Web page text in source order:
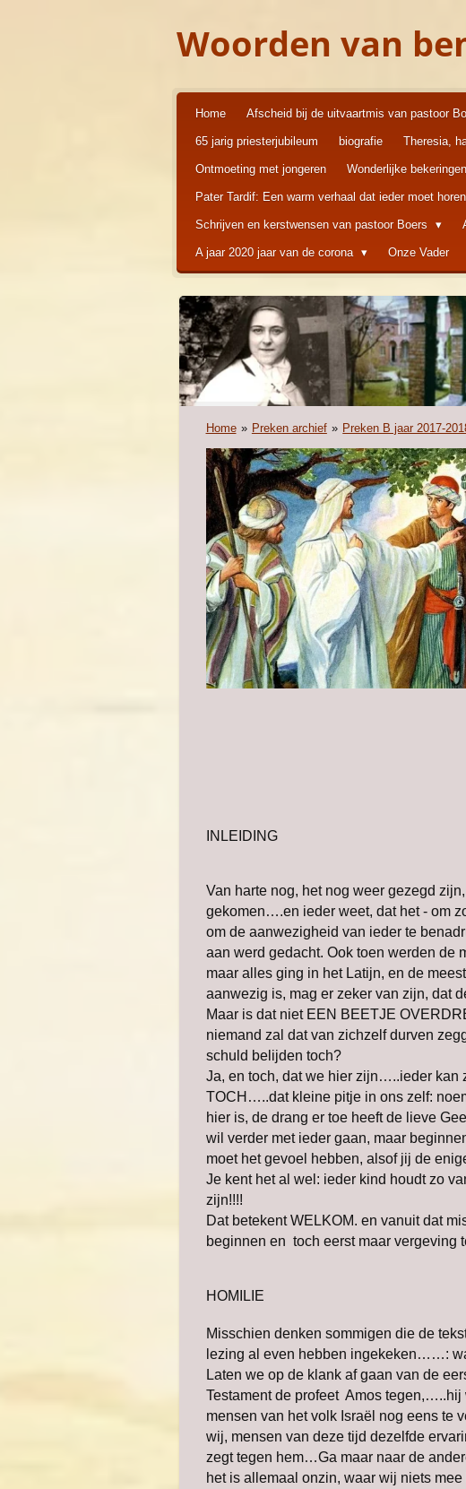
Woorden van
Home Afscheid bij de uitvaartmis van pastoor
65 jarig priesterjubileum biografie Theresia,
Ontmoeting met jongeren Wonderlijke bekeringen
Pater Tardif: Een warm verhaal dat ieder moet horen
Schrijven en kerstwensen van pastoor Boers
A jaar 2020 jaar van de corona Onze Vader
Home » Preken archief » Preken B jaar 2017-
INLEIDING
Van harte nog, het nog weer gezegd
gekomen….en ieder weet, dat het - om
om de aanwezigheid van ieder te
aan werd gedacht. Ook toen werden de
maar alles ging in het Latijn, en de
aanwezig is, mag er zeker van zijn, dat
Maar is dat niet EEN BEETJE
niemand zal dat van zichzelf durven
schuld belijden toch?
Ja, en toch, dat we hier zijn…..ieder kan
TOCH…..dat kleine pitje in ons zelf:
hier is, de drang er toe heeft de lieve
wil verder met ieder gaan, maar
moet het gevoel hebben, alsof jij de
Je kent het al wel: ieder kind houdt zo
zijn!!!!
Dat betekent WELKOM. en vanuit dat
beginnen en toch eerst maar vergeving
HOMILIE
Misschien denken sommigen die de
lezing al even hebben ingekeken……:
Laten we op de klank af gaan van de
Testament de profeet Amos
mensen van het volk Israël nog eens te
wij, mensen van deze tijd dezelfde
zegt tegen hem…Ga maar naar de
het is allemaal onzin, waar wij niets